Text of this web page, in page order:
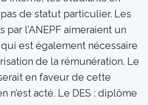
pas de statut particulier. Les
l’ANEPF aimeraient un
est également nécessaire
de la rémunération. Le
en faveur de cette
n’est acté. Le DES : diplôme